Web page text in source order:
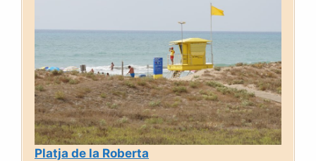
Platja de la Roberta